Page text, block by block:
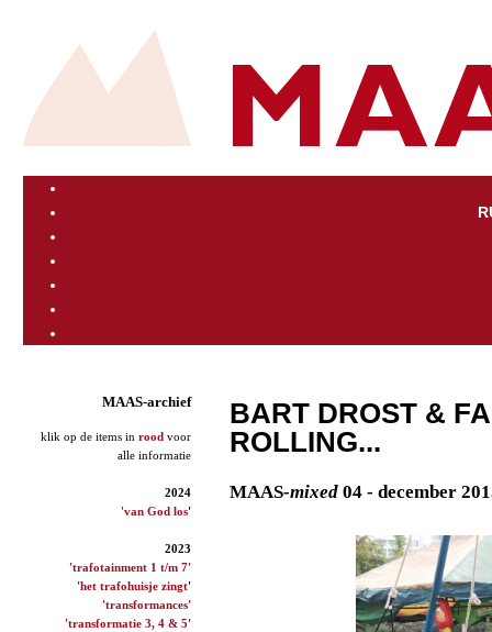
MAAS-archief
klik op de items in rood voor
alle informatie
2024
'van God los'
2023
'trafotainment 1 t/m 7'
'het trafohuisje zingt'
'transformances'
'transformatie 3, 4 & 5'
BART DROST &
ROLLING...
MAAS-mixed 04 - december